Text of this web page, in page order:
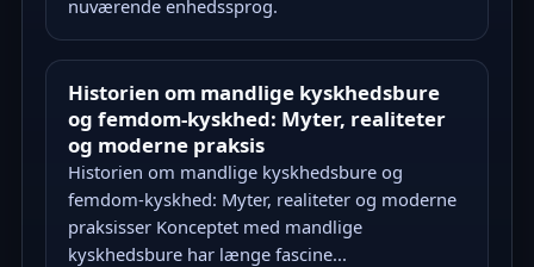
nuværende enhedssprog.
Historien om mandlige kyskhedsbure
og femdom-kyskhed: Myter, realiteter
og moderne praksis
Historien om mandlige kyskhedsbure og
femdom-kyskhed: Myter, realiteter og moderne
praksisser Konceptet med mandlige
kyskhedsbure har længe fascine...